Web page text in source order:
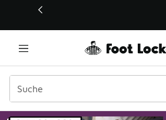
Dieser Link öffnet sich in einem neuen